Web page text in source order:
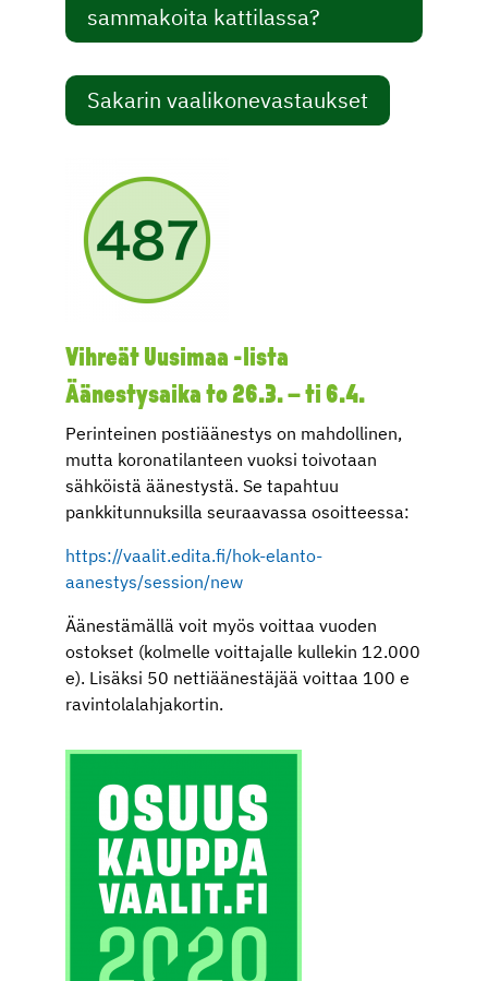
sammakoita kattilassa?
Sakarin vaalikonevastaukset
Vihreät Uusimaa -lista
Äänestysaika to 26.3. – ti 6.4.
Perinteinen postiäänestys on mahdollinen,
mutta koronatilanteen vuoksi toivotaan
sähköistä äänestystä. Se tapahtuu
pankkitunnuksilla seuraavassa osoitteessa:
https://vaalit.edita.fi/hok-elanto-
aanestys/session/new
Äänestämällä voit myös voittaa vuoden
ostokset (kolmelle voittajalle kullekin 12.000
e). Lisäksi 50 nettiäänestäjää voittaa 100 e
ravintolalahjakortin.